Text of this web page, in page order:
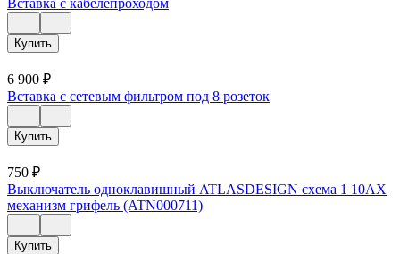
Вставка с кабелепроходом
Купить
6 900 ₽
Вставка с сетевым фильтром под 8 розеток
Купить
750 ₽
Выключатель одноклавишный ATLASDESIGN схема 1 10АХ
механизм грифель (ATN000711)
Купить